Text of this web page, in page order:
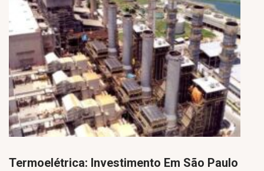
Termoelétrica: Investimento Em São Paulo